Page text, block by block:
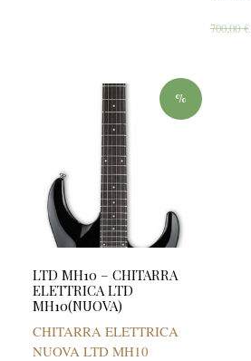
700,00€
%
LTD MH10 – CHITARRA
ELETTRICA LTD
MH10(NUOVA)
CHITARRA ELETTRICA
NUOVA LTD MH10